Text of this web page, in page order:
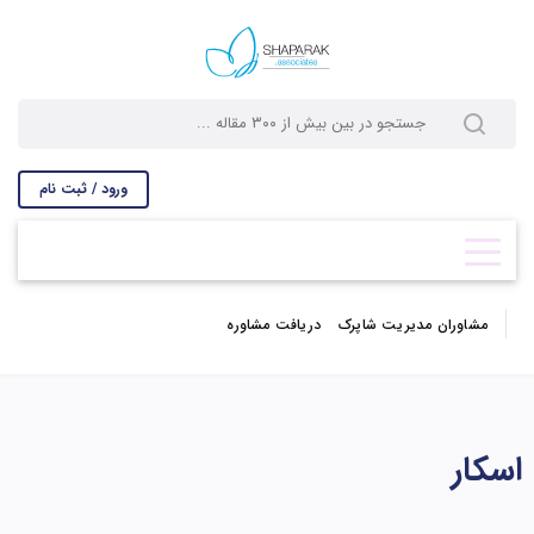
ورود / ثبت نام
مشاوران مدیریت شاپرک دریافت مشاوره
اسکار